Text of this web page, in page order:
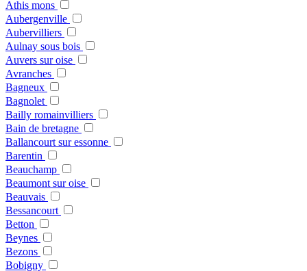
Athis mons
Aubergenville
Aubervilliers
Aulnay sous bois
Auvers sur oise
Avranches
Bagneux
Bagnolet
Bailly romainvilliers
Bain de bretagne
Ballancourt sur essonne
Barentin
Beauchamp
Beaumont sur oise
Beauvais
Bessancourt
Betton
Beynes
Bezons
Bobigny